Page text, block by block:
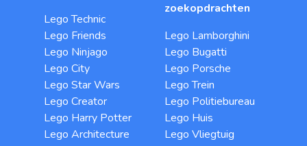
Lego Technic
Lego Friends
Lego Ninjago
Lego City
Lego Star Wars
Lego Creator
Lego Harry Potter
Lego Architecture
zoekopdrachten
Lego Lamborghini
Lego Bugatti
Lego Porsche
Lego Trein
Lego Politiebureau
Lego Huis
Lego Vliegtuig